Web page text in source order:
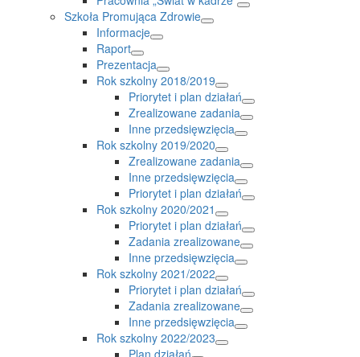
Szkoła Promująca Zdrowie
Informacje
Raport
Prezentacja
Rok szkolny 2018/2019
Priorytet i plan działań
Zrealizowane zadania
Inne przedsięwzięcia
Rok szkolny 2019/2020
Zrealizowane zadania
Inne przedsięwzięcia
Priorytet i plan działań
Rok szkolny 2020/2021
Priorytet i plan działań
Zadania zrealizowane
Inne przedsięwzięcia
Rok szkolny 2021/2022
Priorytet i plan działań
Zadania zrealizowane
Inne przedsięwzięcia
Rok szkolny 2022/2023
Plan działań